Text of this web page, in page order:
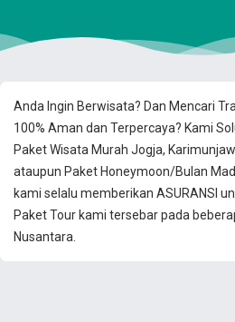
Anda Ingin Berwisata? Dan Mencari
100% Aman dan Terpercaya? Kami
Paket Wisata Murah Jogja,
ataupun Paket Honeymoon/Bulan
kami selalu memberikan ASURANSI
Paket Tour kami tersebar pada
Nusantara.